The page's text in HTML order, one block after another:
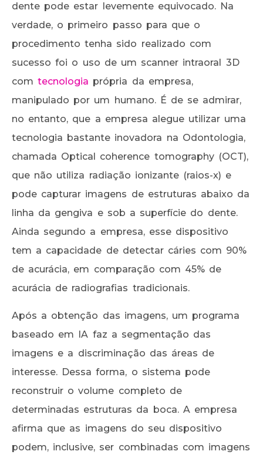
dente pode estar levemente equivocado. Na
verdade, o primeiro passo para que o
procedimento tenha sido realizado com
sucesso foi o uso de um scanner intraoral 3D
comtecnologia própria da empresa,
manipulado por um humano. É de se admirar,
no entanto, que a empresa alegue utilizar uma
tecnologia bastante inovadora na Odontologia,
chamada Optical coherence tomography (OCT),
que não utiliza radiação ionizante (raios-x) e
pode capturar imagens de estruturas abaixo da
linha da gengiva e sob a superfície do dente.
Ainda segundo a empresa, esse dispositivo
tem a capacidade de detectar cáries com 90%
de acurácia, em comparação com 45% de
acurácia de radiografias tradicionais.
Após a obtenção das imagens, um programa
baseado em IA faz a segmentação das
imagens e a discriminação das áreas de
interesse. Dessa forma, o sistema pode
reconstruir o volume completo de
determinadas estruturas da boca. A empresa
afirma que as imagens do seu dispositivo
podem, inclusive, ser combinadas com imagens